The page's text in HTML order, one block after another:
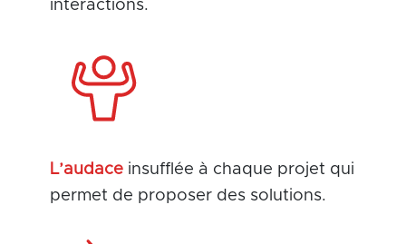
interactions.
L’audace insufflée à chaque projet qui
permet de proposer des solutions.